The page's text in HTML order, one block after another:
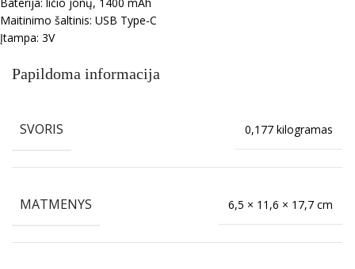
Maitinimo šaltinis: USB Type-C
Įtampa: 3V
Papildoma informacija
SVORIS 0,177 kilogramas
MATMENYS 6,5 × 11,6 × 17,7 cm